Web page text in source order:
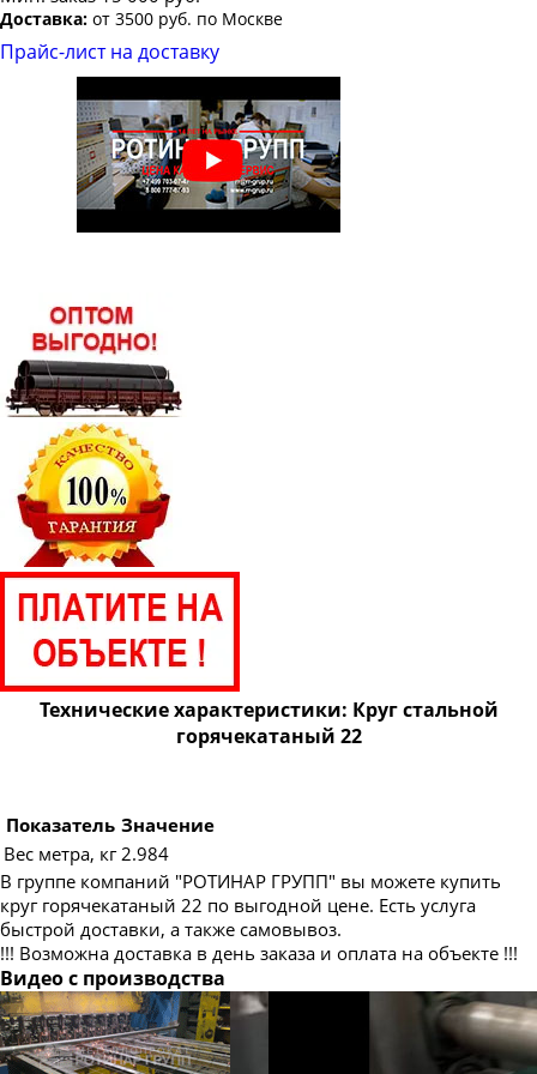
Круг стальной горячекатаный 54
Круг стальной горячекатаный 56
Круг стальной горячекатаный 60
Круг стальной горячекатаный 65
Круг стальной горячекатаный 70
Круг стальной горячекатаный 75
Круг стальной горячекатаный 90
Круг стальной горячекатаный 95
Круг стальной горячекатаный 100
Круг стальной горячекатаный 105
Круг стальной горячекатаный 110
Круг стальной горячекатаный 115
Круг стальной горячекатаный 120
Круг стальной горячекатаный 125
Круг стальной горячекатаный 130
Круг стальной горячекатаный 140
Круг стальной горячекатаный 150
Круг стальной горячекатаный 160
Круг стальной горячекатаный 200
Круг стальной горячекатаный 210
Круг стальной горячекатаный 220
Круг стальной горячекатаный 230
Круг стальной горячекатаный 240
Круг стальной горячекатаный 250
Доставка: от 3500 руб. по Москве
Прайс-лист на доставку
Технические характеристики: Круг стальной
горячекатаный 22
Показатель Значение
Вес метра, кг 2.984
В группе компаний "РОТИНАР ГРУПП" вы можете купить
круг горячекатаный 22 по выгодной цене. Есть услуга
быстрой доставки, а также самовывоз.
!!! Возможна доставка в день заказа и оплата на объекте !!!
Видео с производства